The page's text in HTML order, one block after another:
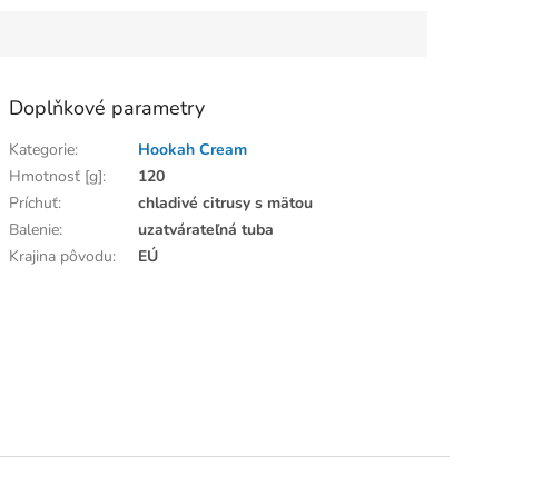
Doplňkové parametry
Kategorie:
Hookah Cream
Hmotnosť [g]:
120
Príchuť:
chladivé citrusy s mätou
Balenie:
uzatvárateľná tuba
Krajina pôvodu: EÚ